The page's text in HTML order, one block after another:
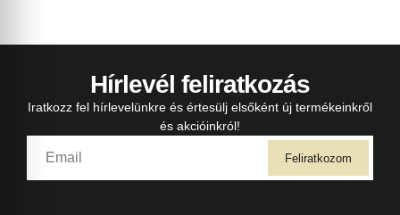
Hírlevél feliratkozás
Iratkozz fel hírlevelünkre és értesülj elsőként új termékeinkről
és akcióinkról!
Feliratkozom